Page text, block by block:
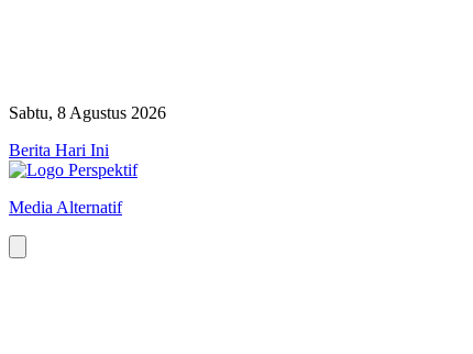
Sabtu, 8 Agustus 2026
Berita Hari Ini
Media Alternatif